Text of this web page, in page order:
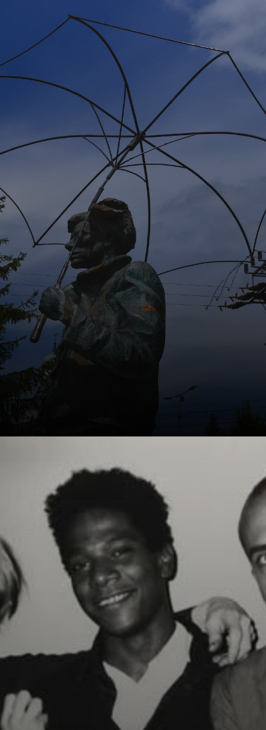
In den 1980er
Jahren kehrte
Warhol zur
Malerei zurück
und produzierte
Werke, die oft der
Abstraktion
nahekamen, wie
seine
Oxidationsmalerei-
Serie.
Andy Warhol,
Basquiat und
Clemente: Eine
ungewöhnliche
Zusammenarbeit,
die die
Kunstszene in
New York in den